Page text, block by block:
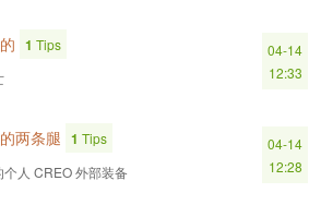
1 Tips
04-14
12:33
两条腿 1 Tips
个人 CREO 外部装备
04-14
12:28